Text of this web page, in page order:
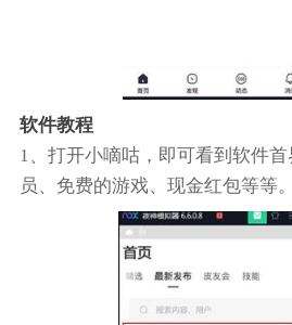
软件教程
1、打开小嘀咕，即可看到软件
员、免费的游戏、现金红包等等。